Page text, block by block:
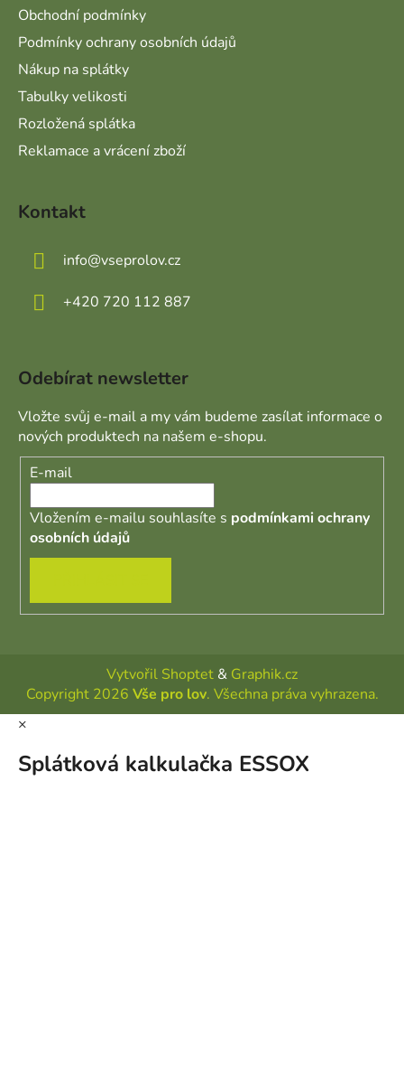
Obchodní podmínky
Podmínky ochrany osobních údajů
Nákup na splátky
Tabulky velikosti
Rozložená splátka
Reklamace a vrácení zboží
Kontakt
info@vseprolov.cz
+420 720 112 887
Odebírat newsletter
Vložte svůj e-mail a my vám budeme zasílat informace o
nových produktech na našem e-shopu.
E-mail
Vložením e-mailu souhlasíte s podmínkami ochrany
osobních údajů
Vytvořil Shoptet & Graphik.cz
Copyright 2026 Vše pro lov. Všechna práva vyhrazena.
×
Splátková kalkulačka ESSOX